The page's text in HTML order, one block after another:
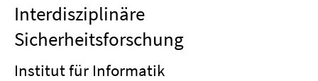
Interdisziplinäre
Sicherheitsforschung
Institut für Informatik